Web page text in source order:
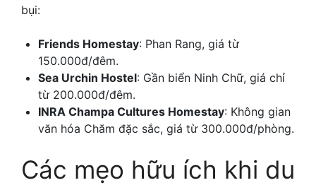
bụi:
Friends Homestay: Phan Rang, giá từ
150.000đ/đêm.
Sea Urchin Hostel: Gần biển Ninh Chữ, giá chỉ
từ 200.000đ/đêm.
INRA Champa Cultures Homestay: Không gian
văn hóa Chăm đặc sắc, giá từ 300.000đ/phòng.
Các mẹo hữu ích khi du